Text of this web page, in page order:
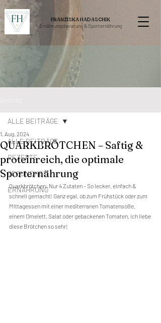
FRANZISKA HADASCHIK
Ernährungsberatung &Sporternährung
ALLE BEITRÄGE
REZEPTE
GESUNDHEIT
ERNÄHRUNG
ALLE BEITRÄGE
QUARKBRÖTCHEN – Saftig &
proteinreich, die optimale
Sporternährung
1. Aug. 2024
Quarkbrötchen: Nur 4 Zutaten – So lecker, einfach &
schnell gemacht! Ganz egal, ob zum Frühstück oder zum
MIttagessen mit einer mediterranen Tomatensoße,
einem Omelett, Salat oder gebackenen Tomaten, ich liebe
diese Brötchen so sehr!